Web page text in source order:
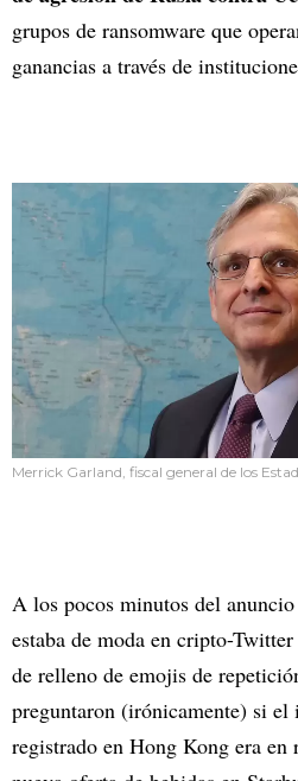
grupos de ransomware que
ganancias a través de
Merrick Garland, fiscal general de los
A los pocos minutos del
estaba de moda en cripto-
de relleno de emojis de
preguntaron (irónicamente) si
registrado en Hong Kong era en